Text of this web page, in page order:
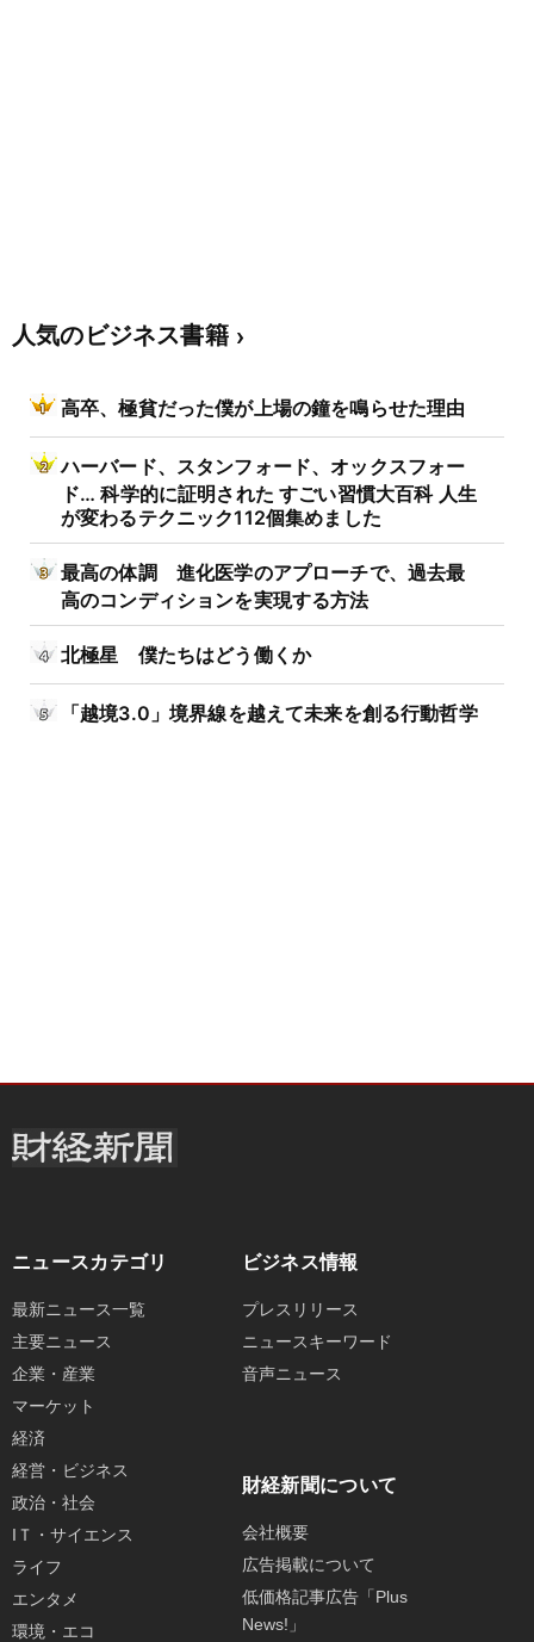
人気のビジネス書籍
高卒、極貧だった僕が上場の鐘を鳴らせた理由
ハーバード、スタンフォード、オックスフォー
ド… 科学的に証明された すごい習慣大百科 人生
が変わるテクニック112個集めました
最高の体調 進化医学のアプローチで、過去最
高のコンディションを実現する方法
北極星 僕たちはどう働くか
「越境3.0」境界線を越えて未来を創る行動哲学
ニュースカテゴリ
最新ニュース一覧
主要ニュース
企業・産業
マーケット
経済
経営・ビジネス
政治・社会
IＴ・サイエンス
ライフ
エンタメ
環境・エコ
ビジネス情報
プレスリリース
ニュースキーワード
音声ニュース
財経新聞について
会社概要
広告掲載について
低価格記事広告「Plus
News!」